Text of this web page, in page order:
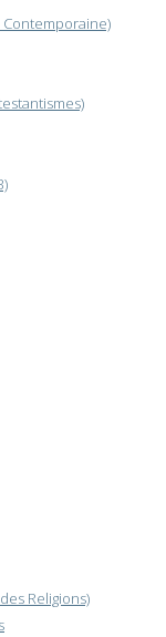
Contemporaine)
Religions)